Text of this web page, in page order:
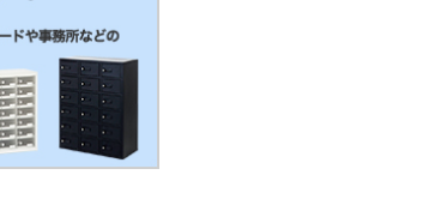
物ロッカー モバイ
ルロッカーシリン
ダー錠 5列7段 35
人用 幅770×奥行
240×高さ605mm
半透明扉（わけあり
￥61,680 （税込）
カゴへ